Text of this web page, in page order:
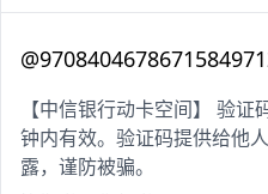
【中信银行动卡空间】 验
钟内有效。验证码提供给他
露，谨防被骗。